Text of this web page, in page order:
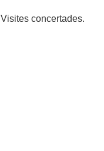
Visites concertades.